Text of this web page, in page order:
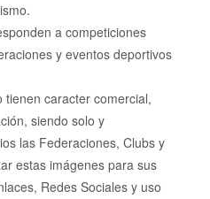
a competiciones
y eventos deportivos
caracter comercial,
siendo solo y
las Federaciones, Clubs y
estas imágenes para sus
Redes Sociales y uso